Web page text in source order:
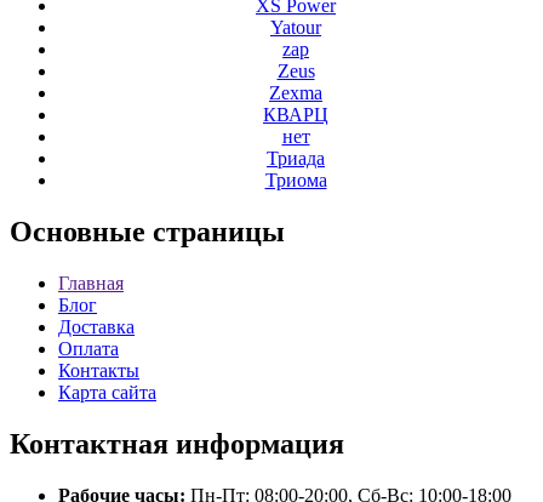
XS Power
Yatour
zap
Zeus
Zexma
КВАРЦ
нет
Триада
Триома
Основные страницы
Главная
Блог
Доставка
Оплата
Контакты
Карта сайта
Контактная информация
Рабочие часы: Пн-Пт: 08:00-20:00, Сб-Вс: 10:00-18:00